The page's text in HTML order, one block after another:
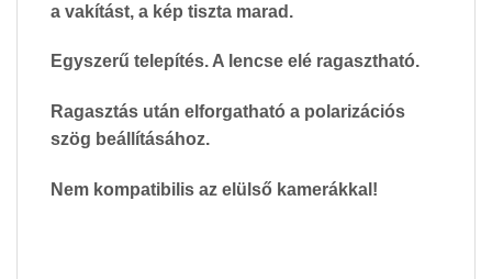
a vakítást, a kép tiszta marad.
Egyszerű telepítés. A lencse elé ragasztható.
Ragasztás után elforgatható a polarizációs
szög beállításához.
Nem kompatibilis az elülső kamerákkal!